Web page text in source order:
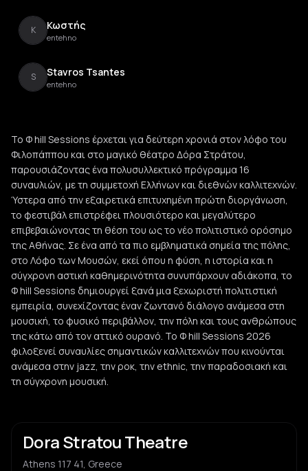
Κ Κωστής
entehno
S Stavros Tsantes
entehno
Το Φ hill Sessions έρχεται για δεύτερη χρονιά στον λόφο του
Φιλοπάππου και στο μαγικό θέατρο Δόρα Στράτου,
παρουσιάζοντας ένα πολυσυλλεκτικό πρόγραμμα 16
συναυλιών, με τη συμμετοχή Ελλήνων και διεθνών καλλιτεχνών.
Ύστερα από την εξαιρετικά επιτυχημένη πρώτη διοργάνωση,
το φεστιβάλ επιστρέφει πλουσιότερο και μεγαλύτερο
επιβεβαιώνοντας τη θέση του ως το νέο πολιτιστικό ορόσημο
της Αθήνας. Σε ένα από τα πιο εμβληματικά σημεία της πόλης,
στο Λόφο των Μουσών, εκεί όπου η φύση, η ιστορία και η
σύγχρονη αστική καθημερινότητα συνυπάρχουν αδιάκοπα, το
Φ hill Sessions δημιουργεί ξανά μια ξεχωριστή πολιτιστική
εμπειρία, συνεχίζοντας έναν ζωντανό διάλογο ανάμεσα στη
μουσική, το φυσικό περιβάλλον, την πόλη και τους ανθρώπους
της κάτω από τον αττικό ουρανό. Το Φ hill Sessions 2026
φιλοξενεί συναυλίες σημαντικών καλλιτεχνών που κινούνται
ανάμεσα στην jazz, την ροκ, την ethnic, την παραδοσιακή και
τη σύγχρονη μουσική.
Dora Stratou Theatre
Athens 117 41, Greece